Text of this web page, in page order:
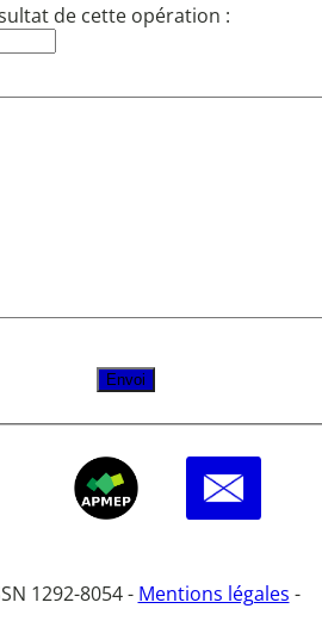
de cette opération :
1292-8054 - Mentions légales -